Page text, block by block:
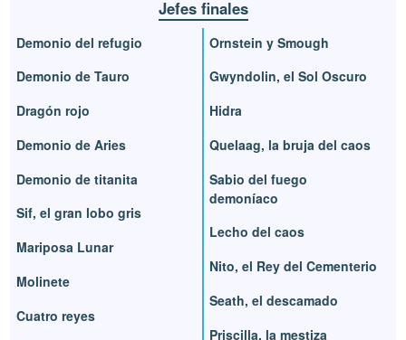
Jefes finales
Demonio del refugio
Demonio de Tauro
Dragón rojo
Demonio de Aries
Demonio de titanita
Sif, el gran lobo gris
Mariposa Lunar
Molinete
Cuatro reyes
Ornstein y Smough
Gwyndolin, el Sol Oscuro
Hidra
Quelaag, la bruja del caos
Sabio del fuego
demoníaco
Lecho del caos
Nito, el Rey del Cementerio
Seath, el descamado
Priscilla, la mestiza